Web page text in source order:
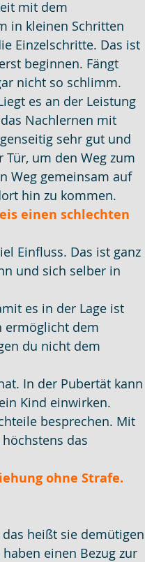
mit dem
in kleinen Schritten
Einzelschritte. Das ist
beginnen. Fängt
nicht so schlimm.
es an der Leistung
Nachlernen mit
sehr gut und
um den Weg zum
Weg gemeinsam auf
hin zu kommen.
einen schlechten
Einfluss. Das ist ganz
und sich selber in
es in der Lage ist
ermöglicht dem
du nicht dem
In der Pubertät kann
Kind einwirken.
besprechen. Mit
das
ohne Strafe.
heißt sie demütigen
einen Bezug zur